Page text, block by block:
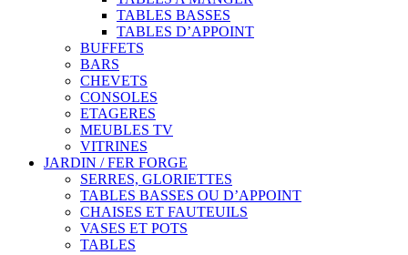
TABLES BASSES
TABLES D’APPOINT
BUFFETS
BARS
CHEVETS
CONSOLES
ETAGERES
MEUBLES TV
VITRINES
JARDIN / FER FORGE
SERRES, GLORIETTES
TABLES BASSES OU D’APPOINT
CHAISES ET FAUTEUILS
VASES ET POTS
TABLES